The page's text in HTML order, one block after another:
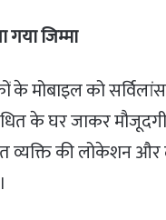
गया जिम्मा
मोबाइल को
के घर जाकर
की लोकेशन और